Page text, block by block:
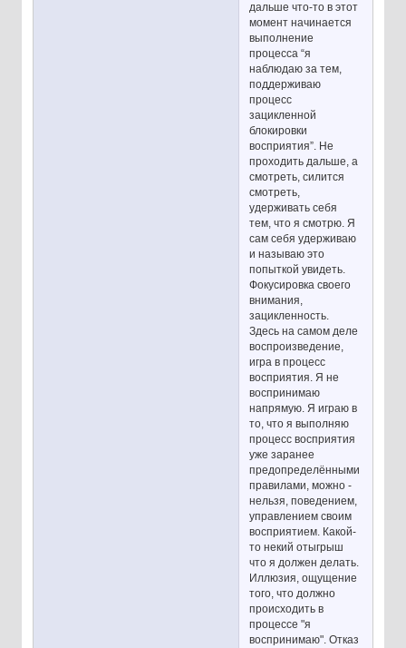
дальше что-то в этот
момент начинается
выполнение
процесса “я
наблюдаю за тем,
поддерживаю
процесс
зацикленной
блокировки
восприятия”. Не
проходить дальше, а
смотреть, силится
смотреть,
удерживать себя
тем, что я смотрю. Я
сам себя удерживаю
и называю это
попыткой увидеть.
Фокусировка своего
внимания,
зацикленность.
Здесь на самом деле
воспроизведение,
игра в процесс
восприятия. Я не
воспринимаю
напрямую. Я играю в
то, что я выполняю
процесс восприятия
уже заранее
предопределёнными
правилами, можно -
нельзя, поведением,
управлением своим
восприятием. Какой-
то некий отыгрыш
что я должен делать.
Иллюзия, ощущение
того, что должно
происходить в
процессе "я
воспринимаю". Отказ